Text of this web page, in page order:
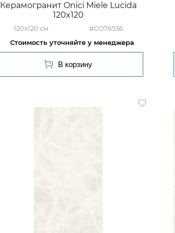
Керамогранит Onici Miele Lucida
120x120
120x120 #CO76536